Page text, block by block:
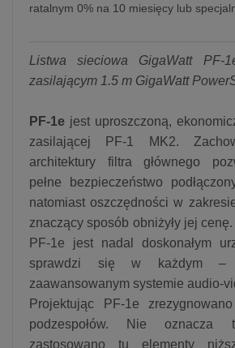
ratalnym 0% na 10 miesięcy lub
Listwa sieciowa GigaWatt PF-
zasilającym 1.5 m GigaWatt
PF-1e jest uproszczoną,
zasilającej PF-1 MK2.
architektury filtra głównego
pełne bezpieczeństwo
natomiast oszczędności w
znaczący sposób obniżyły jej
PF-1e jest nadal doskonałym
sprawdzi się w każdym –
zaawansowanym systemie audio-
Projektując PF-1e
podzespołów. Nie
zastosowano tu elementy